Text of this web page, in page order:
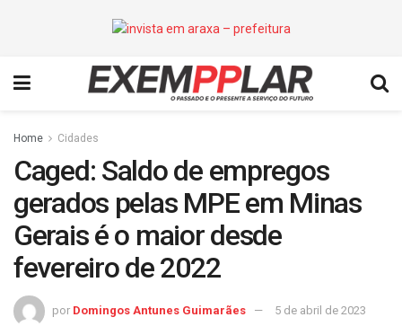
Home Cidades
Caged: Saldo de empregos
gerados pelas MPE em Minas
Gerais é o maior desde
fevereiro de 2022
por Domingos Antunes Guimarães 5 de abril de 2023